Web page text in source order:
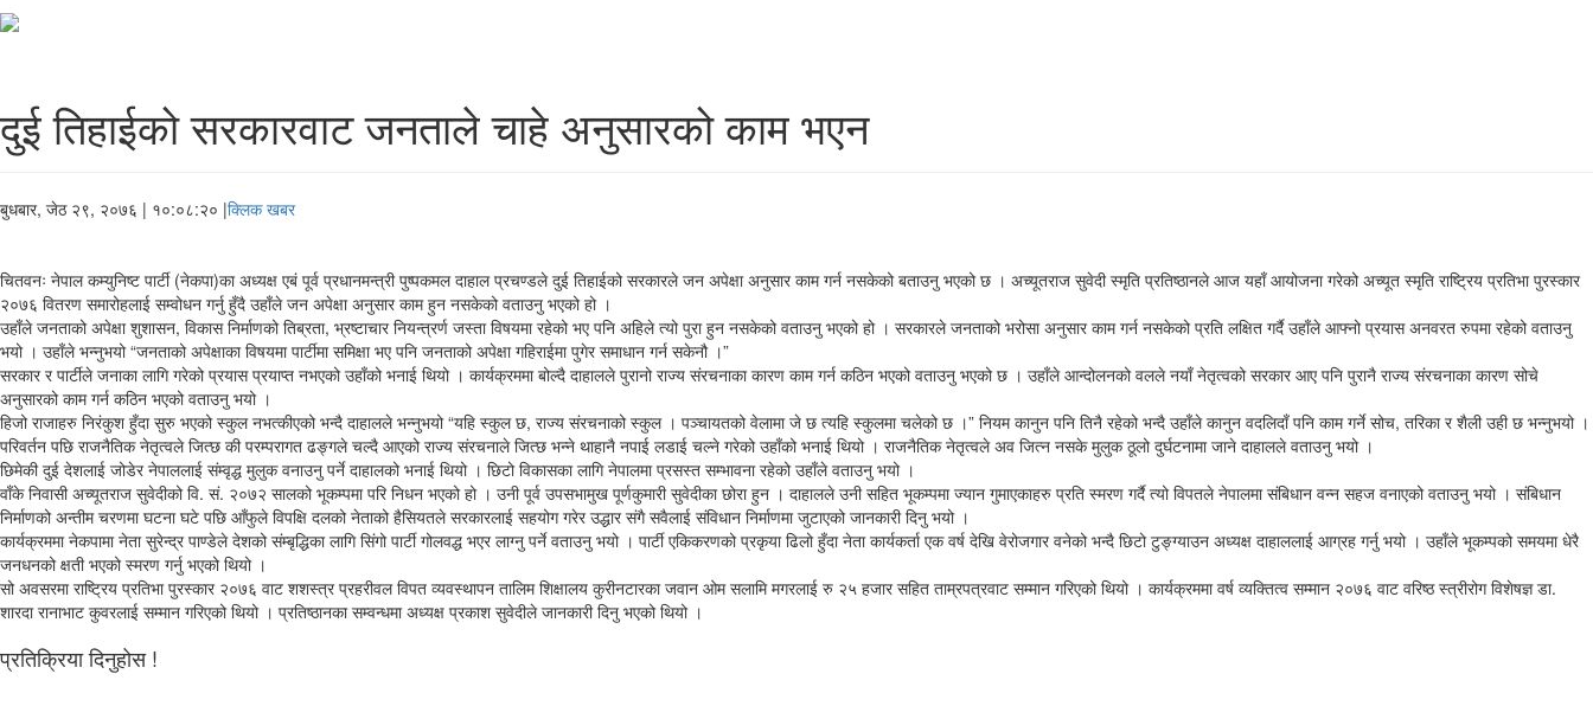
दुई तिहाईको सरकारवाट जनताले चाहे अनुसारको काम भएन
बुधबार, जेठ २९, २०७६ | १०:०८:२० |क्लिक खबर
चितवनः नेपाल कम्युनिष्ट पार्टी (नेकपा)का अध्यक्ष एबं पूर्व प्रधानमन्त्री पुष्पकमल दाहाल प्रचण्डले दुई तिहाईको सरकारले जन अपेक्षा अनुसार काम गर्न नसकेको बताउनु भएको छ । अच्यूतराज सुवेदी स्मृति प्रतिष्ठानले आज यहाँ आयोजना गरेको अच्यूत स्मृति राष्ट्रिय प्रतिभा पुरस्कार
२०७६ वितरण समारोहलाई सम्वोधन गर्नु हुँदै उहाँले जन अपेक्षा अनुसार काम हुन नसकेको वताउनु भएको हो ।
उहाँले जनताको अपेक्षा शुशासन, विकास निर्माणको तिब्रता, भ्रष्टाचार नियन्त्रर्ण जस्ता विषयमा रहेको भए पनि अहिले त्यो पुरा हुन नसकेको वताउनु भएको हो । सरकारले जनताको भरोसा अनुसार काम गर्न नसकेको प्रति लक्षित गर्दै उहाँले आफ्नो प्रयास अनवरत रुपमा रहेको वताउनु
भयो । उहाँले भन्नुभयो “जनताको अपेक्षाका विषयमा पार्टीमा समिक्षा भए पनि जनताको अपेक्षा गहिराईमा पुगेर समाधान गर्न सकेनौ ।”
सरकार र पार्टीले जनाका लागि गरेको प्रयास प्रयाप्त नभएको उहाँको भनाई थियो । कार्यक्रममा बोल्दै दाहालले पुरानो राज्य संरचनाका कारण काम गर्न कठिन भएको वताउनु भएको छ । उहाँले आन्दोलनको वलले नयाँ नेतृत्वको सरकार आए पनि पुरानै राज्य संरचनाका कारण सोचे
अनुसारको काम गर्न कठिन भएको वताउनु भयो ।
हिजो राजाहरु निरंकुश हुँदा सुरु भएको स्कुल नभत्कीएको भन्दै दाहालले भन्नुभयो “यहि स्कुल छ, राज्य संरचनाको स्कुल । पञ्चायतको वेलामा जे छ त्यहि स्कुलमा चलेको छ ।” नियम कानुन पनि तिनै रहेको भन्दै उहाँले कानुन वदलिदाँ पनि काम गर्ने सोच, तरिका र शैली उही छ भन्नुभयो ।
परिवर्तन पछि राजनैतिक नेतृत्वले जित्छ की परम्परागत ढङ्गले चल्दै आएको राज्य संरचनाले जित्छ भन्ने थाहानै नपाई लडाई चल्ने गरेको उहाँको भनाई थियो । राजनैतिक नेतृत्वले अव जित्न नसके मुलुक ठूलो दुर्घटनामा जाने दाहालले वताउनु भयो ।
छिमेकी दुई देशलाई जोडेर नेपाललाई संम्वृद्ध मुलुक वनाउनु पर्ने दाहालको भनाई थियो । छिटो विकासका लागि नेपालमा प्रसस्त सम्भावना रहेको उहाँले वताउनु भयो ।
वाँके निवासी अच्यूतराज सुवेदीको वि. सं. २०७२ सालको भूकम्पमा परि निधन भएको हो । उनी पूर्व उपसभामुख पूर्णकुमारी सुवेदीका छोरा हुन । दाहालले उनी सहित भूकम्पमा ज्यान गुमाएकाहरु प्रति स्मरण गर्दै त्यो विपतले नेपालमा संबिधान वन्न सहज वनाएको वताउनु भयो । संबिधान
निर्माणको अन्तीम चरणमा घटना घटे पछि आँफुले विपक्षि दलको नेताको हैसियतले सरकारलाई सहयोग गरेर उद्धार संगै सवैलाई संविधान निर्माणमा जुटाएको जानकारी दिनु भयो ।
कार्यक्रममा नेकपामा नेता सुरेन्द्र पाण्डेले देशको संम्बृद्धिका लागि सिंगो पार्टी गोलवद्ध भएर लाग्नु पर्ने वताउनु भयो । पार्टी एकिकरणको प्रकृया ढिलो हुँदा नेता कार्यकर्ता एक वर्ष देखि वेरोजगार वनेको भन्दै छिटो टुङ्ग्याउन अध्यक्ष दाहाललाई आग्रह गर्नु भयो । उहाँले भूकम्पको समयमा धेरै
जनधनको क्षती भएको स्मरण गर्नु भएको थियो ।
सो अवसरमा राष्ट्रिय प्रतिभा पुरस्कार २०७६ वाट शशस्त्र प्रहरीवल विपत व्यवस्थापन तालिम शिक्षालय कुरीनटारका जवान ओम सलामि मगरलाई रु २५ हजार सहित ताम्रपत्रवाट सम्मान गरिएको थियो । कार्यक्रममा वर्ष व्यक्तित्व सम्मान २०७६ वाट वरिष्ठ स्त्रीरोग विशेषज्ञ डा.
शारदा रानाभाट कुवरलाई सम्मान गरिएको थियो । प्रतिष्ठानका सम्वन्धमा अध्यक्ष प्रकाश सुवेदीले जानकारी दिनु भएको थियो ।
प्रतिक्रिया दिनुहोस !